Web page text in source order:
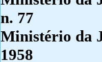
n. 77
Ministério da
1958